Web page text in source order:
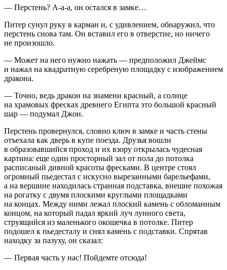
— Перстень? А-а-а, он остался в замке…
Питер сунул руку в карман и, с удивлением, обнаружил, что
перстень снова там. Он вставил его в отверстие, но ничего
не произошло.
— Может на него нужно нажать — предположил Джеймс
и нажал на квадратную серебреную площадку с изображением
дракона.
— Точно, ведь дракон на знамени красный, а солнце
на храмовых фресках древнего Египта это большой красный
шар — подумал Джон.
Перстень провернулся, словно ключ в замке и часть стены
отъехала как дверь в купе поезда. Друзья вошли
в образовавшийся проход и их взору открылась чудесная
картина: еще один просторный зал от пола до потолка
расписаный дивной красоты фресками. В центре стоял
огромный пьедестал с искусно вырезанными барельефами,
а на вершине находилась странная подставка, внешне похожая
на рогатку с двумя плоскими круглыми площадками
на концах. Между ними лежал плоский камень с обломанным
концом, на который падал яркий луч лунного света,
струящийся из маленького окошечка в потолке. Питер
подошел к пьедесталу и снял камень с подставки. Спрятав
находку за пазуху, он сказал:
— Первая часть у нас! Пойдемте отсюда!